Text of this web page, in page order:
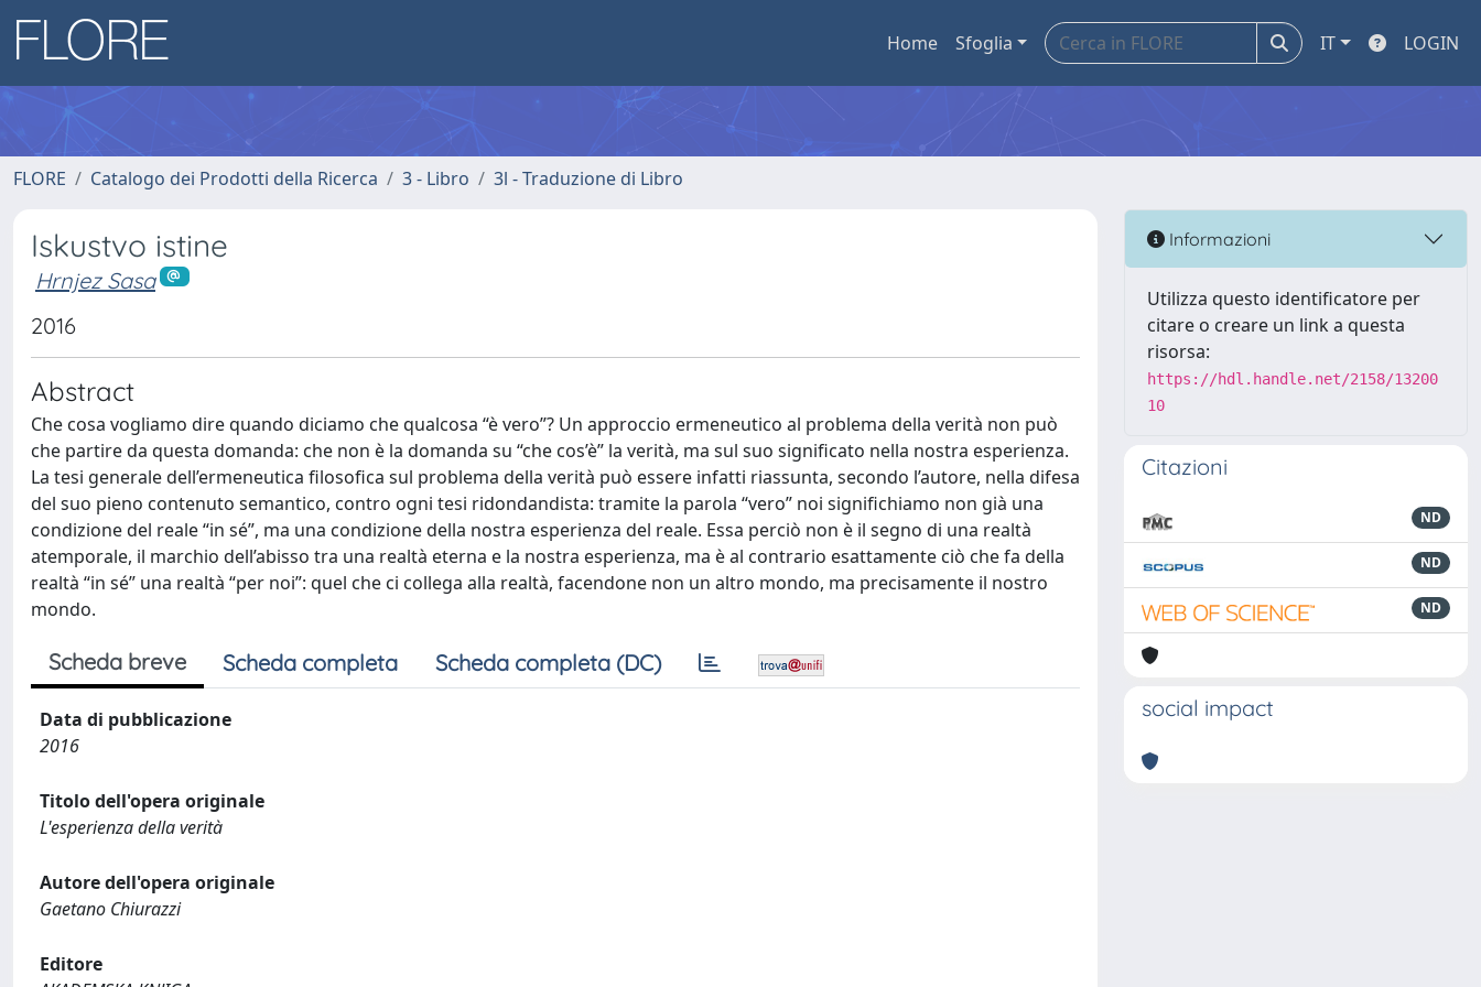
Home Sfoglia IT LOGIN
FLORE Catalogo dei Prodotti della Ricerca 3 - Libro 3l - Traduzione di Libro
Iskustvo istine
Hrnjez Sasa
2016
Abstract
Che cosa vogliamo dire quando diciamo che qualcosa “è vero”? Un approccio ermeneutico al problema della verità non può
che partire da questa domanda: che non è la domanda su “che cos’è” la verità, ma sul suo significato nella nostra esperienza.
La tesi generale dell’ermeneutica filosofica sul problema della verità può essere infatti riassunta, secondo l’autore, nella difesa
del suo pieno contenuto semantico, contro ogni tesi ridondandista: tramite la parola “vero” noi significhiamo non già una
condizione del reale “in sé”, ma una condizione della nostra esperienza del reale. Essa perciò non è il segno di una realtà
atemporale, il marchio dell’abisso tra una realtà eterna e la nostra esperienza, ma è al contrario esattamente ciò che fa della
realtà “in sé” una realtà “per noi”: quel che ci collega alla realtà, facendone non un altro mondo, ma precisamente il nostro
mondo.
Scheda breve Scheda completa Scheda completa (DC)
Data di pubblicazione
2016
Titolo dell'opera originale
L'esperienza della verità
Autore dell'opera originale
Gaetano Chiurazzi
Editore
Informazioni
Utilizza questo identificatore per
citare o creare un link a questa
risorsa:
https://hdl.handle.net/2158/13200
10
Citazioni
ND
ND
ND
social impact